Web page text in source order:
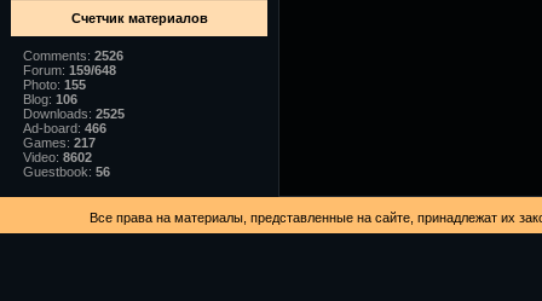
Счетчик материалов
Comments: 2526
Forum: 159/648
Photo: 155
Blog: 106
Downloads: 2525
Ad-board: 466
Games: 217
Video: 8602
Guestbook: 56
Все права на материалы, представленные на сайте, принадлежат их